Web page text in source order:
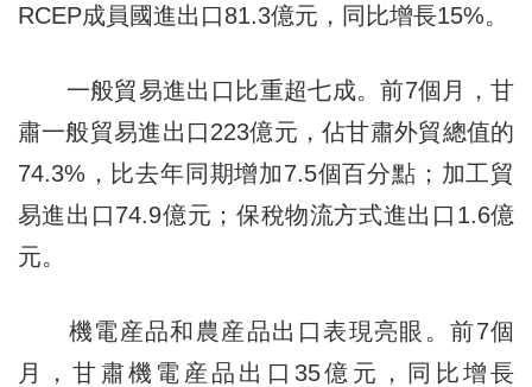
RCEP成員國進出口81.3億元，同比增長15%。
一般貿易進出口比重超七成。前7個月，甘
肅一般貿易進出口223億元，佔甘肅外貿總值的
74.3%，比去年同期增加7.5個百分點；加工貿
易進出口74.9億元；保稅物流方式進出口1.6億
元。
機電産品和農産品出口表現亮眼。前7個
月，甘肅機電産品出口35億元，同比增長